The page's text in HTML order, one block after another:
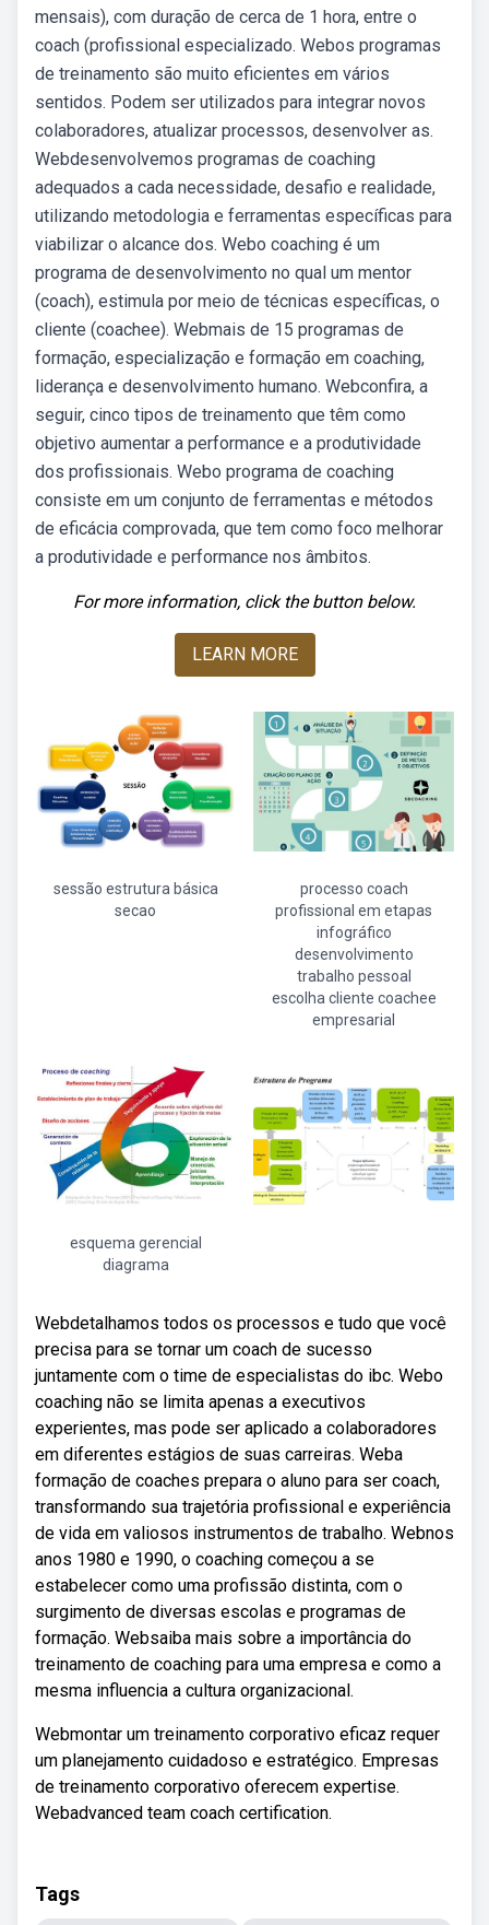
mensais), com duração de cerca de 1 hora, entre o
coach (profissional especializado. Webos programas
de treinamento são muito eficientes em vários
sentidos. Podem ser utilizados para integrar novos
colaboradores, atualizar processos, desenvolver as.
Webdesenvolvemos programas de coaching
adequados a cada necessidade, desafio e realidade,
utilizando metodologia e ferramentas específicas para
viabilizar o alcance dos. Webo coaching é um
programa de desenvolvimento no qual um mentor
(coach), estimula por meio de técnicas específicas, o
cliente (coachee). Webmais de 15 programas de
formação, especialização e formação em coaching,
liderança e desenvolvimento humano. Webconfira, a
seguir, cinco tipos de treinamento que têm como
objetivo aumentar a performance e a produtividade
dos profissionais. Webo programa de coaching
consiste em um conjunto de ferramentas e métodos
de eficácia comprovada, que tem como foco melhorar
a produtividade e performance nos âmbitos.
For more information, click the button below.
LEARN MORE
sessão estrutura básica
secao
processo coach
profissional em etapas
infográfico
desenvolvimento
trabalho pessoal
escolha cliente coachee
empresarial
esquema gerencial
diagrama
Webdetalhamos todos os processos e tudo que você
precisa para se tornar um coach de sucesso
juntamente com o time de especialistas do ibc. Webo
coaching não se limita apenas a executivos
experientes, mas pode ser aplicado a colaboradores
em diferentes estágios de suas carreiras. Weba
formação de coaches prepara o aluno para ser coach,
transformando sua trajetória profissional e experiência
de vida em valiosos instrumentos de trabalho. Webnos
anos 1980 e 1990, o coaching começou a se
estabelecer como uma profissão distinta, com o
surgimento de diversas escolas e programas de
formação. Websaiba mais sobre a importância do
treinamento de coaching para uma empresa e como a
mesma influencia a cultura organizacional.
Webmontar um treinamento corporativo eficaz requer
um planejamento cuidadoso e estratégico. Empresas
de treinamento corporativo oferecem expertise.
Webadvanced team coach certification.
Tags